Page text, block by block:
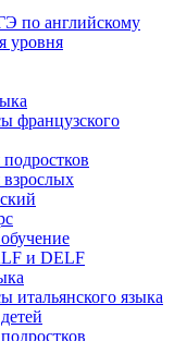
по английскому
уровня
французского
и DELF
итальянского языка